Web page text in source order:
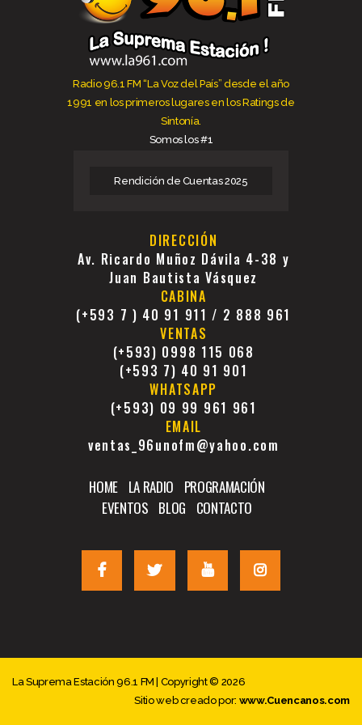
Radio 96.1 FM “La Voz del País” desde el año
1991 en los primeros lugares en los Ratings de
Sintonía.
Somos los #1
Rendición de Cuentas 2025
DIRECCIÓN
Av. Ricardo Muñoz Dávila 4-38 y
Juan Bautista Vásquez
CABINA
(+593 7 ) 40 91 911 / 2 888 961
VENTAS
(+593) 0998 115 068
(+593 7) 40 91 901
WHATSAPP
(+593) 09 99 961 961
EMAIL
ventas_96unofm@yahoo.com
HOME LA RADIO PROGRAMACIÓN
EVENTOS BLOG CONTACTO
La Suprema Estación 96.1 FM | Copyright © 2026
Sitio web creado por: www.Cuencanos.com